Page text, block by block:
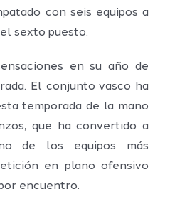
con seis equipos a
sexto puesto.
en su año de
El conjunto vasco ha
temporada de la mano
que ha convertido a
de los equipos más
en plano ofensivo
encuentro.